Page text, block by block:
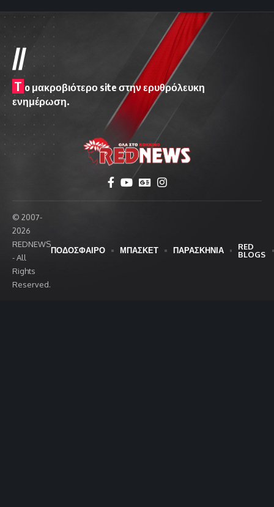
//
T o μακροβιότερο site στην ερυθρόλευκη
ενημέρωση.
© 2007-
2026
REDNEWS
- All
Rights
Reserved.
ΠΟΔΟΣΦΑΙΡΟ ΜΠΑΣΚΕΤ ΠΑΡΑΣΚΗΝΙΑ
RED
BLOGS